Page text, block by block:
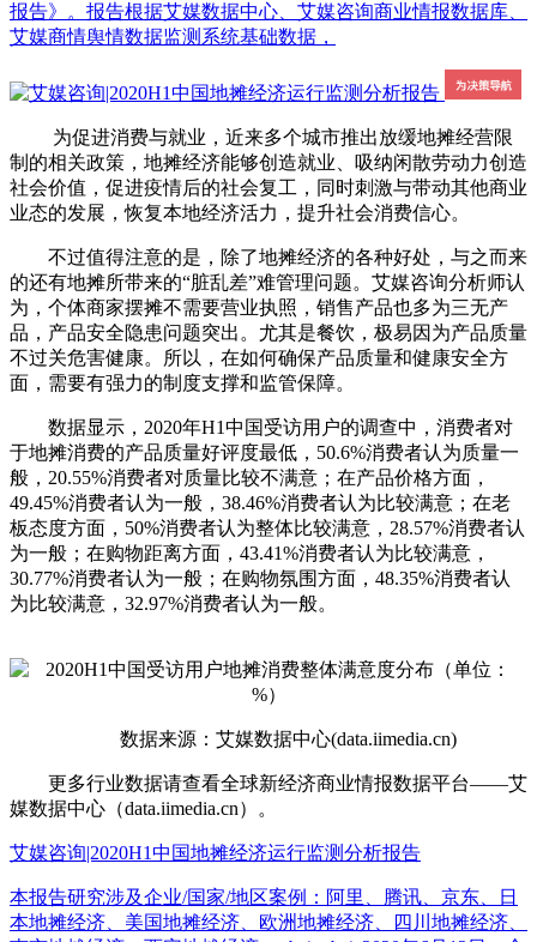
报告》。报告根据艾媒数据中心、艾媒咨询商业情报数据库、
艾媒商情舆情数据监测系统基础数据，
为促进消费与就业，近来多个城市推出放缓地摊经营限
制的相关政策，地摊经济能够创造就业、吸纳闲散劳动力创造
社会价值，促进疫情后的社会复工，同时刺激与带动其他商业
业态的发展，恢复本地经济活力，提升社会消费信心。
不过值得注意的是，除了地摊经济的各种好处，与之而来
的还有地摊所带来的“脏乱差”难管理问题。艾媒咨询分析师认
为，个体商家摆摊不需要营业执照，销售产品也多为三无产
品，产品安全隐患问题突出。尤其是餐饮，极易因为产品质量
不过关危害健康。所以，在如何确保产品质量和健康安全方
面，需要有强力的制度支撑和监管保障。
数据显示，2020年H1中国受访用户的调查中，消费者对
于地摊消费的产品质量好评度最低，50.6%消费者认为质量一
般，20.55%消费者对质量比较不满意；在产品价格方面，
49.45%消费者认为一般，38.46%消费者认为比较满意；在老
板态度方面，50%消费者认为整体比较满意，28.57%消费者认
为一般；在购物距离方面，43.41%消费者认为比较满意，
30.77%消费者认为一般；在购物氛围方面，48.35%消费者认
为比较满意，32.97%消费者认为一般。
数据来源：艾媒数据中心(data.iimedia.cn)
更多行业数据请查看全球新经济商业情报数据平台——艾
媒数据中心（data.iimedia.cn）。
艾媒咨询|2020H1中国地摊经济运行监测分析报告
本报告研究涉及企业/国家/地区案例：阿里、腾讯、京东、日
本地摊经济、美国地摊经济、欧洲地摊经济、四川地摊经济、